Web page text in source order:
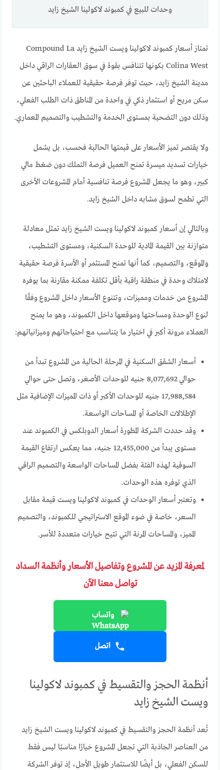
وحدات للبيع في كمبوند لاكولينا الشيخ زايد
تمتاز أسعار كمبوند لاكولينا ويست الشيخ زايد Compound La
Colina West بكونها تتنافس بقوة في سوق العقارات الراقي داخل
مدينة الشيخ زايد، حيث توفر فرصة حقيقية للعملاء الباحثين عن
سكن مريح أو استثمار ذكي في واحدة من المناطق ذات الطلب الفعلي،
وذلك دون التضحية بمستوى الخدمة والتشطيب والتصميم المعماري.
ولا يقتصر تميز الأسعار على قيمتها الحالية فحسب، بل يشمل
خيارات تسديد ميسرة تمنح العميل فرصة التملك دون ضغط مالي
كبير، وهو ما يجعل المشروع فرصة تنافسية أمام المشروعات الأخرى
التي تطمح لسوق مشابه داخل الشيخ زايد.
وبالتالي إن أسعار كمبوند لاكولينا ويست الشيخ زايد تمثل معادلة
متوازنة بين القيمة المادية للوحدة السكنية، ومستوى التشطيب،
والموقع، والتصميم، كما أنها تمنح المستثمر أو الأسرة فرصة حقيقية
لامتلاك وحدة في منطقة راقية بأقل تكلفة ممكنة مقارنة بما يوفره
المشروع من خدمات ومميزات، وتتنوع الأسعار داخل المشروع وفقًا
لنوع الوحدة ومساحتها وموقعها داخل الكمبوند، وهو ما يمنح
العملاء مرونة أكبر في اختيار ما يتناسب مع احتياجاتهم وميزانياتهم:
أسعار الشقق السكنية في المرحلة الحالية من المشروع تبدأ من
حوالي 8,077,692 جنيه للوحدات الأصغر، وتصل حتى حوالي
17,988,584 جنيه للوحدات الأكبر أو ذات المميزات الإضافية مثل
الإطلالات الخاصة أو المساحات الواسعة.
وقد حددت الشركة المطورة أسعار الدوبلكس في الكمبوند عند
مستوى يبدأ من 12,455,000 جنيه، مما يعكس ارتفاع القيمة
السوقية لهذه الفئة بفضل المساحات الواسعة والتصميم الراقي
الذي توفره هذه الوحدات.
وتعتبر أسعار الوحدات في كمبوند لاكولينا ويست قيمة مقابل
السعر، خاصة في ضوء الموقع الاستراتيجي للكمبوند، والتصميم
المميز، والمساحات المرنة التي تتيح خيارات متعددة للأسر.
لمعرفة المزيد عن المشروع وتفاصيل الأسعار وأنظمة السداد
تواصل معنا الآن
واتساب
اتصل
أنظمة الحجز والتقسيط في كمبوند لاكولينا
ويست الشيخ زايد
تُعد أنظمة الحجز والتقسيط في كمبوند لاكولينا ويست الشيخ زايد
من العناصر الجاذبة التي تجعل المشروع خيارًا مناسبًا ليس فقط
للسكن الفعلي، بل أيضًا للاستثمار طويل الأجل، إذ توفر الشركة